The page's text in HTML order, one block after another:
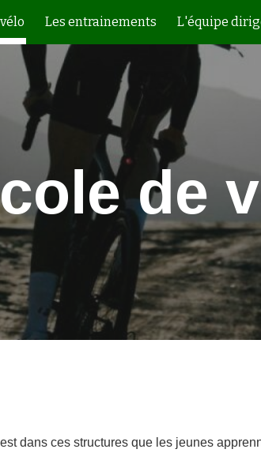
content Skip
Les entrainements L'équipe
de
dans ces structures que les jeunes